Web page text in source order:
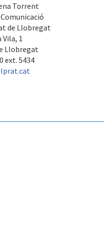
Torrent
de Llobregat
Vila, 1
Llobregat
ext. 5434